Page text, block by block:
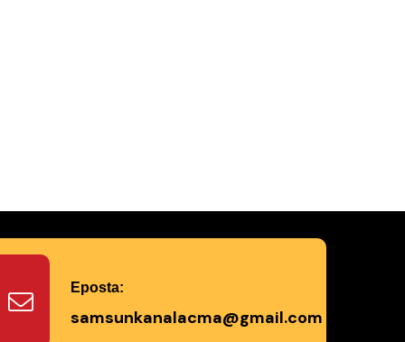
Eposta:
samsunkanalacma@gmail.com